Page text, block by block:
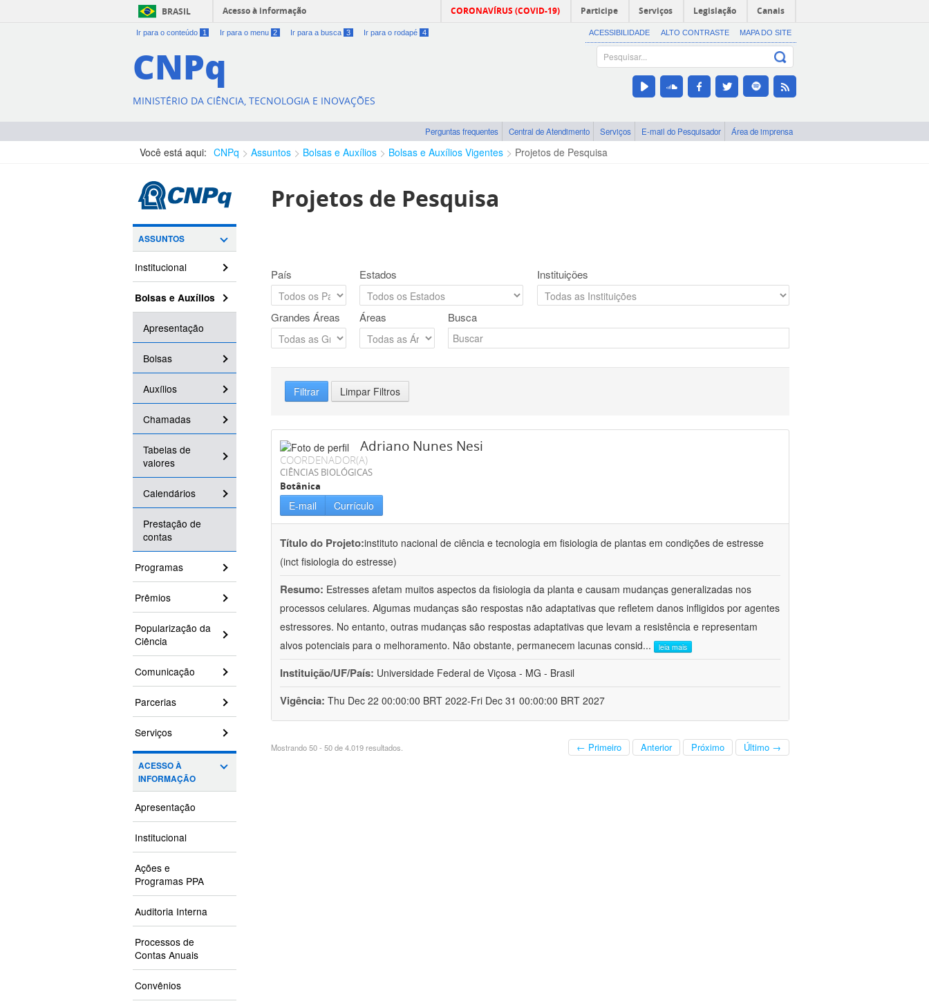
BRASIL Acesso à informação CORONAVÍRUS (COVID-19) Participe Serviços Legislação Canais
Ir para o conteúdo 1 Ir para o menu 2 Ir para a busca 3 Ir para o rodapé 4 ACESSIBILIDADE ALTO CONTRASTE MAPA DO SITE
CNPq
MINISTÉRIO DA CIÊNCIA, TECNOLOGIA E INOVAÇÕES
Perguntas frequentes Central de Atendimento Serviços E-mail do Pesquisador Área de imprensa
Você está aqui: CNPq Assuntos Bolsas e Auxílios Bolsas e Auxílios Vigentes Projetos de Pesquisa
ASSUNTOS
Institucional
Bolsas e Auxílios
Apresentação
Bolsas
Auxílios
Chamadas
Tabelas de
valores
Calendários
Prestação de
contas
Programas
Prêmios
Popularização da
Ciência
Comunicação
Parcerias
Serviços
ACESSO À
INFORMAÇÃO
Apresentação
Institucional
Ações e
Programas PPA
Auditoria Interna
Processos de
Contas Anuais
Convênios
Projetos de Pesquisa
País Estados Instituições
Grandes Áreas Áreas Busca
Filtrar Limpar Filtros
Adriano Nunes Nesi
COORDENADOR(A)
CIÊNCIAS BIOLÓGICAS
Botânica
E-mail Currículo
Título do Projeto:instituto nacional de ciência e tecnologia em fisiologia de plantas em condições de estresse
(inct fisiologia do estresse)
Resumo: Estresses afetam muitos aspectos da fisiologia da planta e causam mudanças generalizadas nos
processos celulares. Algumas mudanças são respostas não adaptativas que refletem danos infligidos por agentes
estressores. No entanto, outras mudanças são respostas adaptativas que levam a resistência e representam
alvos potenciais para o melhoramento. Não obstante, permanecem lacunas consid... leia mais
Instituição/UF/País: Universidade Federal de Viçosa - MG - Brasil
Vigência: Thu Dec 22 00:00:00 BRT 2022-Fri Dec 31 00:00:00 BRT 2027
Mostrando 50 - 50 de 4.019 resultados. ← Primeiro Anterior Próximo Último →